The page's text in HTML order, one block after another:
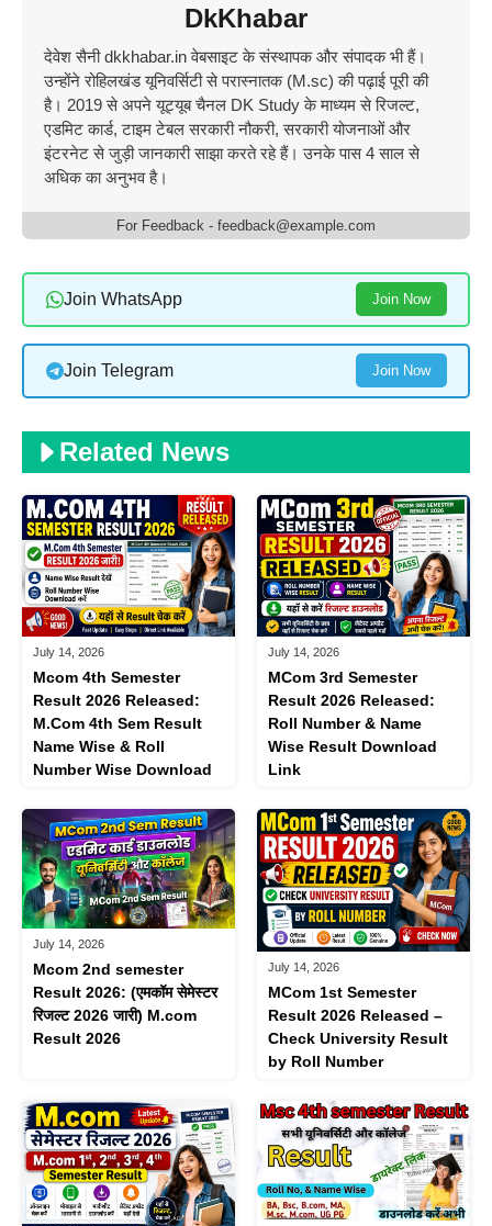
DkKhabar
देवेश सैनी dkkhabar.in वेबसाइट के संस्थापक और संपादक भी हैं।
उन्होंने रोहिलखंड यूनिवर्सिटी से परास्नातक (M.sc) की पढ़ाई पूरी की
है। 2019 से अपने यूट्यूब चैनल DK Study के माध्यम से रिजल्ट,
एडमिट कार्ड, टाइम टेबल सरकारी नौकरी, सरकारी योजनाओं और
इंटरनेट से जुड़ी जानकारी साझा करते रहे हैं। उनके पास 4 साल से
अधिक का अनुभव है।
For Feedback - feedback@example.com
Join WhatsApp Join Now
Join Telegram Join Now
Related News
July 14, 2026
Mcom 4th Semester
Result 2026 Released:
M.Com 4th Sem Result
Name Wise & Roll
Number Wise Download
July 14, 2026
MCom 3rd Semester
Result 2026 Released:
Roll Number & Name
Wise Result Download
Link
July 14, 2026
Mcom 2nd semester
Result 2026: (एमकॉम ​​सेमेस्टर
रिजल्ट 2026 जारी) M.com
Result 2026
July 14, 2026
MCom 1st Semester
Result 2026 Released –
Check University Result
by Roll Number